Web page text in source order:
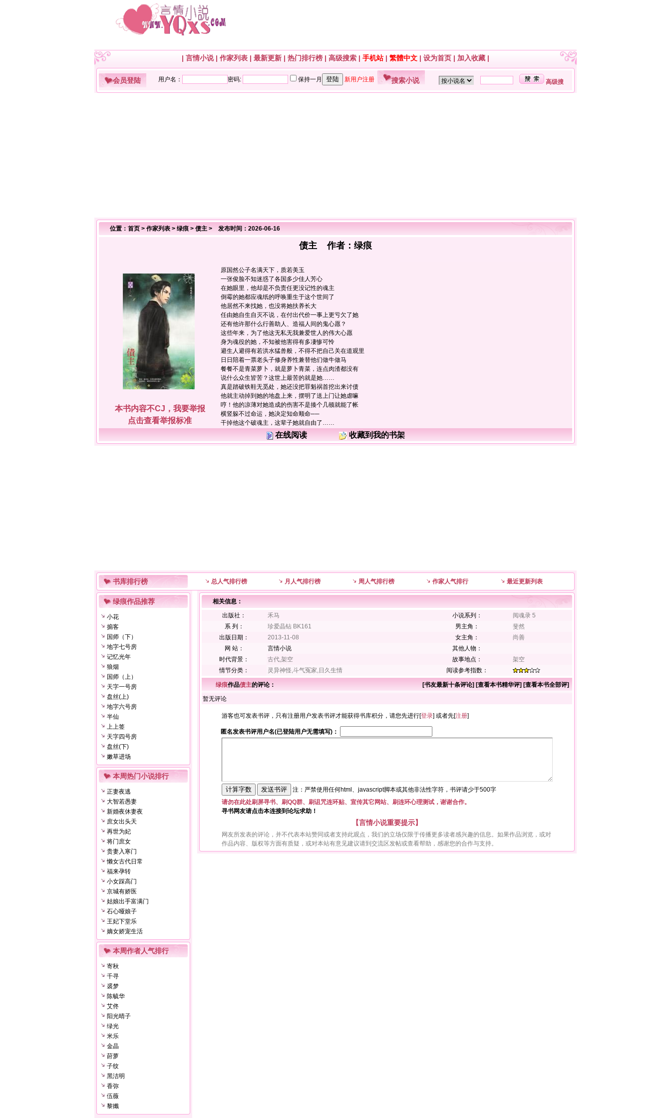
| 言情小说| 作家列表 | 最新更新 | 热门排行榜 | 高级搜索 | 手机站| 繁體中文 | 设为首页 | 加入收藏 |
会员登陆 搜索小说 高级搜
位置： 首页 > 作家列表 > 绿痕 > 债主 > 发布时间：2026-06-16
债主 作者： 绿痕
原国然公子名满天下，质若美玉
一张俊脸不知迷惑了各国多少佳人芳心
在她眼里，他却是不负责任更没记性的魂主
倒霉的她都应魂纸的呼唤重生于这个世间了
他居然不来找她，也没将她扶养长大
任由她自生自灭不说，在付出代价一事上更亏欠了她
还有他许那什么行善助人、造福人间的鬼心愿？
这些年来，为了他这无私无我兼爱世人的伟大心愿
身为魂役的她，不知被他害得有多凄惨可怜
避生人避得有若洪水猛兽般，不得不把自己关在道观里
日日陪着一票老头子修身养性兼替他们做牛做马
餐餐不是青菜萝卜，就是萝卜青菜，连点肉渣都没有
说什么众生皆苦？这世上最苦的就是她……
真是踏破铁鞋无觅处，她还没把罪魁祸首挖出来讨债
他就主动掉到她的地盘上来，摆明了送上门让她虐嘛
哼！他的凉薄对她造成的伤害不是揍个几顿就能了帐
横竖躲不过命运，她决定知命顺命──
干掉他这个破魂主，这辈子她就自由了……
本书内容不CJ，我要举报
点击查看举报标准
在线阅读
收藏到我的书架
书库排行榜 总人气排行榜 月人气排行榜 周人气排行榜 作家人气排行 最近更新列表
绿痕作品推荐
小花
掮客
国师（下）
地字七号房
记忆光年
狼烟
国师（上）
天字一号房
盘丝(上)
地字六号房
半仙
上上签
天字四号房
盘丝(下)
嫩草进场
本周热门小说排行
正妻夜逃
大智若愚妻
新婚夜休妻夜
庶女出头天
再世为妃
将门庶女
贵妻入寒门
懒女古代日常
福来孕转
小女踩高门
京城有娇医
姑娘出手富满门
石心哑娘子
王妃下堂乐
嫡女娇宠生活
本周作者人气排行
寄秋
千寻
裘梦
陈毓华
艾佟
阳光晴子
绿光
米乐
金晶
莳萝
子纹
黑洁明
香弥
伍薇
黎孅
相关信息：
出版社：
禾马 小说系列：
阅魂录 5
系 列：
珍爱晶钻 BK161 男主角：
斐然
出版日期：
2013-11-08 女主角：
尚善
网 站：
言情小说
其他人物：
时代背景：
古代,架空 故事地点：
架空
情节分类：
灵异神怪,斗气冤家,日久生情 阅读参考指数：
绿痕作品债主的评论： [书友最新十条评论] [查看本书精华评] [查看本书全部评]
暂无评论
游客也可发表书评，只有注册用户发表书评才能获得书库积分，请您先进行[登录] 或者先[注册]
匿名发表书评用户名(已登陆用户无需填写)：
注：严禁使用任何html、javascript脚本或其他非法性字符，书评请少于500字
请勿在此处刷屏寻书、刷QQ群、刷诅咒连环贴、宣传其它网站、刷连环心理测试，谢谢合作。
寻书网友请点击本连接到论坛求助！
【言情小说重要提示】
网友所发表的评论，并不代表本站赞同或者支持此观点，我们的立场仅限于传播更多读者感兴趣的信息。如果作品浏览，或对
作品内容、版权等方面有质疑，或对本站有意见建议请到交流区发帖或查看帮助，感谢您的合作与支持。